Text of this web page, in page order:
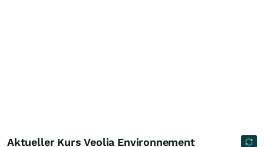
Aktueller Kurs Veolia Environnement